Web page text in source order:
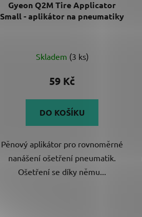
Gyeon Q2M Tire Applicator
Small - aplikátor na pneumatiky
Skladem (3 ks)
59 Kč
DO KOŠÍKU
Pěnový aplikátor pro rovnoměrné
nanášení ošetření pneumatik.
Ošetření se díky němu...